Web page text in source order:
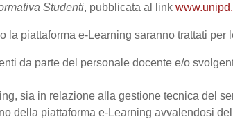
Studenti, pubblicata al link
la piattaforma e-Learning saranno trattati per
da parte del personale docente e/o
sia in relazione alla gestione tecnica del
della piattaforma e-Learning avvalendosi